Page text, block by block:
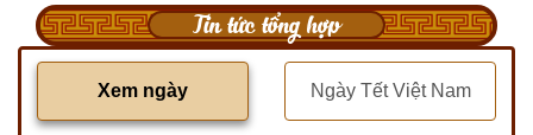
Tin tức tổng hợp
Xem ngày Ngày Tết Việt Nam